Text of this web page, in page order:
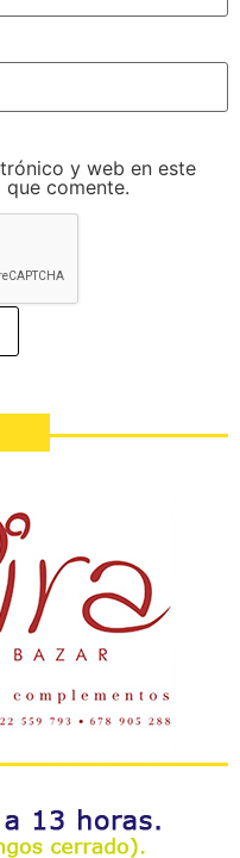
y web en este
comente.